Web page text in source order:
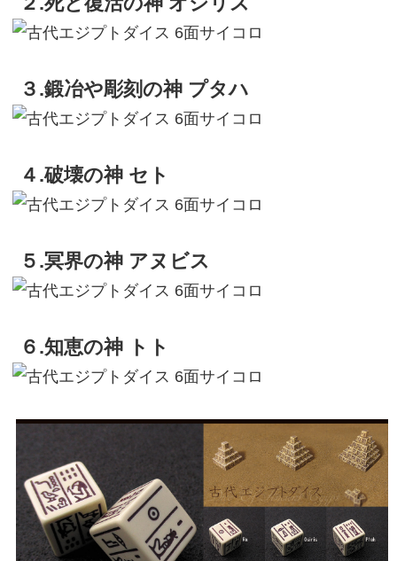
３.鍛冶や彫刻の神 プタハ
４.破壊の神 セト
５.冥界の神 アヌビス
６.知恵の神 トト